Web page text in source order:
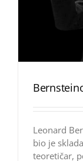
Leonard
bio je
teoretičar,